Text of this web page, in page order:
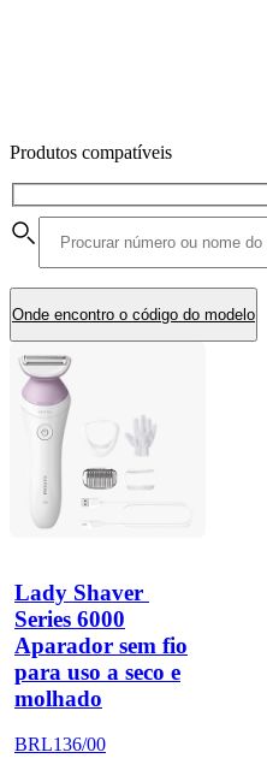
Produtos compatíveis
Onde encontro o código do modelo
Lady Shaver
Series 6000
Aparador sem fio
para uso a seco e
molhado
BRL136/00